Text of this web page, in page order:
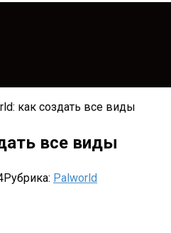
как создать все виды
все виды
Рубрика: Palworld